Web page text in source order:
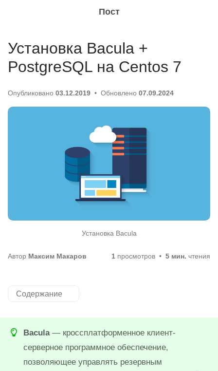
Пост
Установка Bacula +
PostgreSQL на Centos 7
Опубликовано 03.12.2019 Обновлено 07.09.2024
Установка Bacula
Автор Максим Макаров 1 просмотров 5 мин. чтения
Содержание
Bacula— кроссплатформенное клиент-
серверное программное обеспечение,
позволяющее управлять резервным